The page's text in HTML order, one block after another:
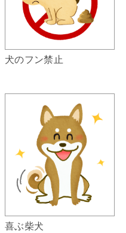
犬のフン禁止
喜ぶ柴犬